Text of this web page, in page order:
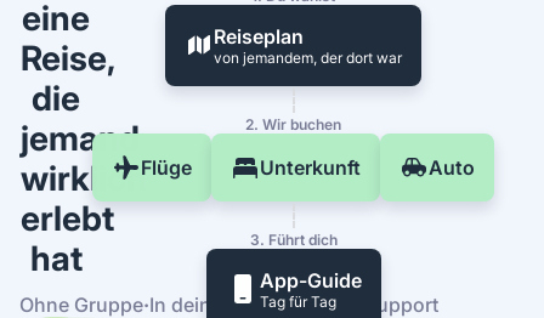
eine
Reise,
die
jemand
wirklich
erlebt
hat
Ohne Gruppe·In deinem Tempo·24/7-Support
Reiseplan
von jemandem, der dort war
2. Wir buchen
Flüge Unterkunft Auto
3. Führt dich
App-Guide
Tag für Tag